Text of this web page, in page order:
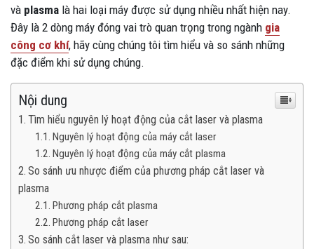
và plasma là hai loại máy được sử dụng nhiều nhất hiện nay.
Đây là 2 dòng máy đóng vai trò quan trọng trong ngành gia
công cơ khí, hãy cùng chúng tôi tìm hiểu và so sánh những
đặc điểm khi sử dụng chúng.
Nội dung
Tìm hiểu nguyên lý hoạt động của cắt laser và plasma
Nguyên lý hoạt động của máy cắt laser
Nguyên lý hoạt động của máy cắt plasma
So sánh ưu nhược điểm của phương pháp cắt laser và
plasma
Phương pháp cắt plasma
Phương pháp cắt laser
So sánh cắt laser và plasma như sau: